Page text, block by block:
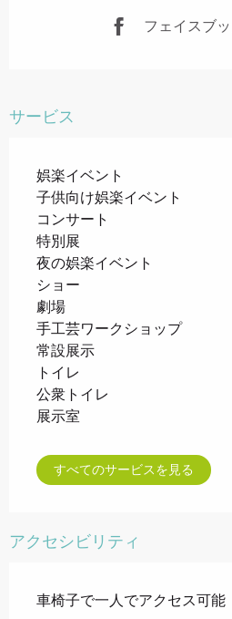
フェイスブ
サービス
娯楽イベント
子供向け娯楽イベント
コンサート
特別展
夜の娯楽イベント
ショー
劇場
手工芸ワークショップ
常設展示
トイレ
公衆トイレ
展示室
すべてのサービスを見る
アクセシビリティ
車椅子で一人でアクセス可能